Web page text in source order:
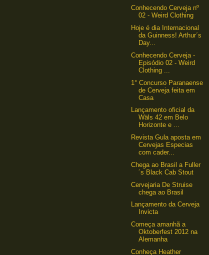
Conhecendo Cerveja nº
02 - Weird Clothing
Hoje é dia Internacional
da Guinness! Arthur´s
Day...
Conhecendo Cerveja -
Episódio 02 - Weird
Clothing ...
1° Concurso Paranaense
de Cerveja feita em
Casa
Lançamento oficial da
Wäls 42 em Belo
Horizonte e ...
Revista Gula aposta em
Cervejas Especias
com cader...
Chega ao Brasil a Fuller
´s Black Cab Stout
Cervejaria De Struise
chega ao Brasil
Lançamento da Cerveja
Invicta
Começa amanhã a
Oktoberfest 2012 na
Alemanha
Conheça Heather